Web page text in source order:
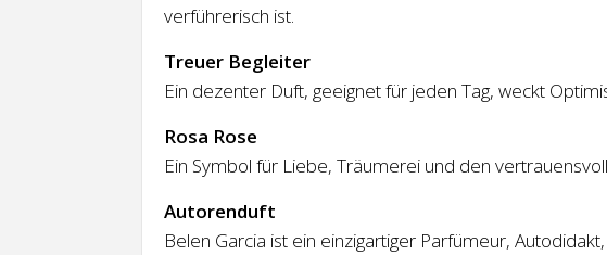
verführerisch ist.
Treuer Begleiter
Ein dezenter Duft, geeignet für jeden Tag, weckt
Rosa Rose
Ein Symbol für Liebe, Träumerei und den
Autorenduft
Belen Garcia ist ein einzigartiger Parfümeur,